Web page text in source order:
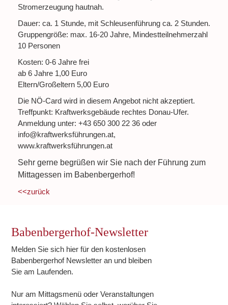
Stromerzeugung hautnah.
Dauer: ca. 1 Stunde, mit Schleusenführung ca. 2 Stunden.
Gruppengröße: max. 16-20 Jahre, Mindestteilnehmerzahl
10 Personen
Kosten: 0-6 Jahre frei
ab 6 Jahre 1,00 Euro
Eltern/Großeltern 5,00 Euro
Die NÖ-Card wird in diesem Angebot nicht akzeptiert.
Treffpunkt: Kraftwerksgebäude rechtes Donau-Ufer.
Anmeldung unter: +43 650 300 22 36 oder
info@kraftwerksführungen.at,
www.kraftwerksführungen.at
Sehr gerne begrüßen wir Sie nach der Führung zum
Mittagessen im Babenbergerhof!
<<zurück
Babenbergerhof-Newsletter
Melden Sie sich hier für den kostenlosen
Babenbergerhof Newsletter an und bleiben
Sie am Laufenden.
Nur am Mittagsmenü oder Veranstaltungen